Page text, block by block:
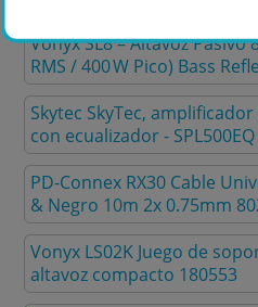
Vonyx SL8 – Altavoz Pasivo
RMS / 400 W Pico) Bass
Skytec SkyTec, amplificador
con ecualizador - SPL500EQ
PD-Connex RX30 Cable
& Negro 10m 2x 0.75mm
Vonyx LS02K Juego de
altavoz compacto 180553